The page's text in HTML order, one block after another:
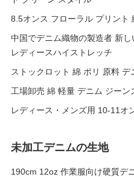
8.5オンス フローラル プリント
中国でデニム織物の製造者 新
レディースハイストレッチ
ストックロット 綿 ポリ 原料 デ
工場卸売 綿 軽量 デニム ジーン
レディース・メンズ用 10-11オ
未加工デニムの生地
190cm 12oz 作業服向け硬質デ